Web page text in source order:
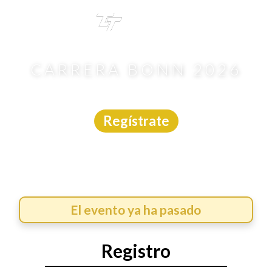
CARRERA BONN 2026
Regístrate
El evento ya ha pasado
Registro